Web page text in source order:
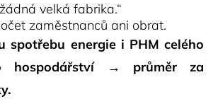
velká fabrika.“
zaměstnanců ani obrat.
spotřebu energie i PHM celého
hospodářství → průměr za